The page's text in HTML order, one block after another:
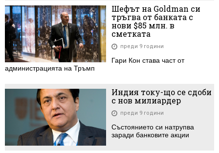
Шефът на Goldman си
тръгва от банката с
нови $85 млн. в
сметката
преди 9 години
Гари Кон става част от
администрацията на Тръмп
Индия току-що се сдоби
с нов милиардер
преди 9 години
Състоянието си натрупва
заради банковите акции